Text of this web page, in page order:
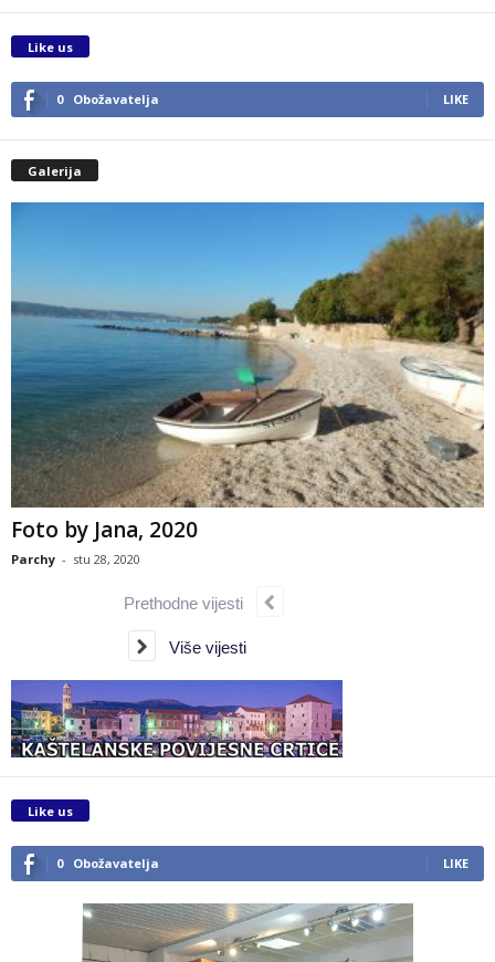
Like us
0 Obožavatelja LIKE
Galerija
Foto by Jana, 2020
Parchy - stu 28, 2020
Prethodne vijesti
Više vijesti
Like us
0 Obožavatelja LIKE